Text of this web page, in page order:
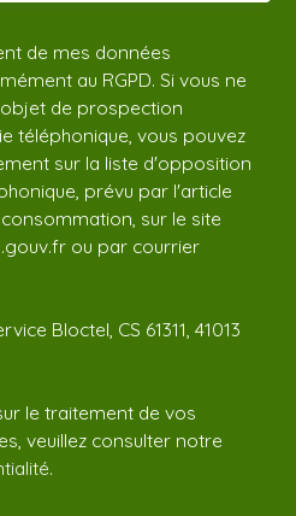
de mes données
au RGPD. Si vous ne
de prospection
téléphonique, vous pouvez
sur la liste d'opposition
prévu par l'article
sur le site
ou par courrier
Bloctel, CS 61311, 41013
le traitement de vos
veuillez consulter notre
.